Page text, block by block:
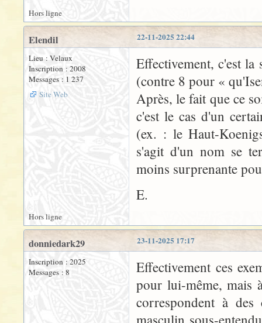
Hors ligne
22-11-2025 22:44
Elendil
Lieu : Velaux
Inscription : 2008
Messages : 1 237
Site Web
Effectivement, c'est la
(contre 8 pour «
Après, le fait que ce
c'est le cas d'un
(ex. : le Haut-
s'agit d'un nom se
moins surprenante
E.
Hors ligne
23-11-2025 17:17
donniedark29
Inscription : 2025
Messages : 8
Effectivement ces
pour lui-même, mais
correspondent à
masculin sous-